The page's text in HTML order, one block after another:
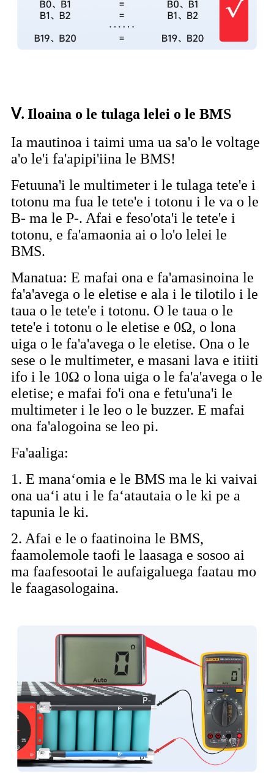
Ⅴ. Iloaina o le tulaga lelei o le BMS
Ia mautinoa i taimi uma ua sa'o le voltage
a'o le'i fa'apipi'iina le BMS!
Fetuuna'i le multimeter i le tulaga tete'e i
totonu ma fua le tete'e i totonu i le va o le
B- ma le P-. Afai e feso'ota'i le tete'e i
totonu, e fa'amaonia ai o lo'o lelei le
BMS.
Manatua: E mafai ona e fa'amasinoina le
fa'a'avega o le eletise e ala i le tilotilo i le
taua o le tete'e i totonu. O le taua o le
tete'e i totonu o le eletise e 0Ω, o lona
uiga o le fa'a'avega o le eletise. Ona o le
sese o le multimeter, e masani lava e itiiti
ifo i le 10Ω o lona uiga o le fa'a'avega o le
eletise; e mafai fo'i ona e fetu'una'i le
multimeter i le leo o le buzzer. E mafai
ona fa'alogoina se leo pi.
Fa'aaliga:
1. E manaʻomia e le BMS ma le ki vaivai
ona uaʻi atu i le faʻatautaia o le ki pe a
tapunia le ki.
2. Afai e le o faatinoina le BMS,
faamolemole taofi le laasaga e sosoo ai
ma faafesootai le aufaigaluega faatau mo
le faagasologaina.